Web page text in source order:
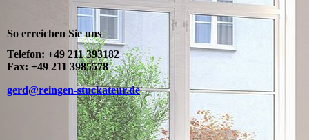
So erreichen Sie uns
Telefon: +49 211 393182
Fax: +49 211 3985578
gerd@reingen-stuckateur.de